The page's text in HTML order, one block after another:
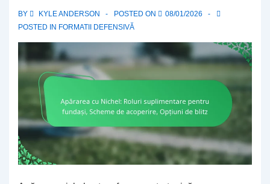
jocurilor
BY KYLE ANDERSON POSTED ON
08/01/2026
POSTED IN FORMATII DEFENSIVĂ